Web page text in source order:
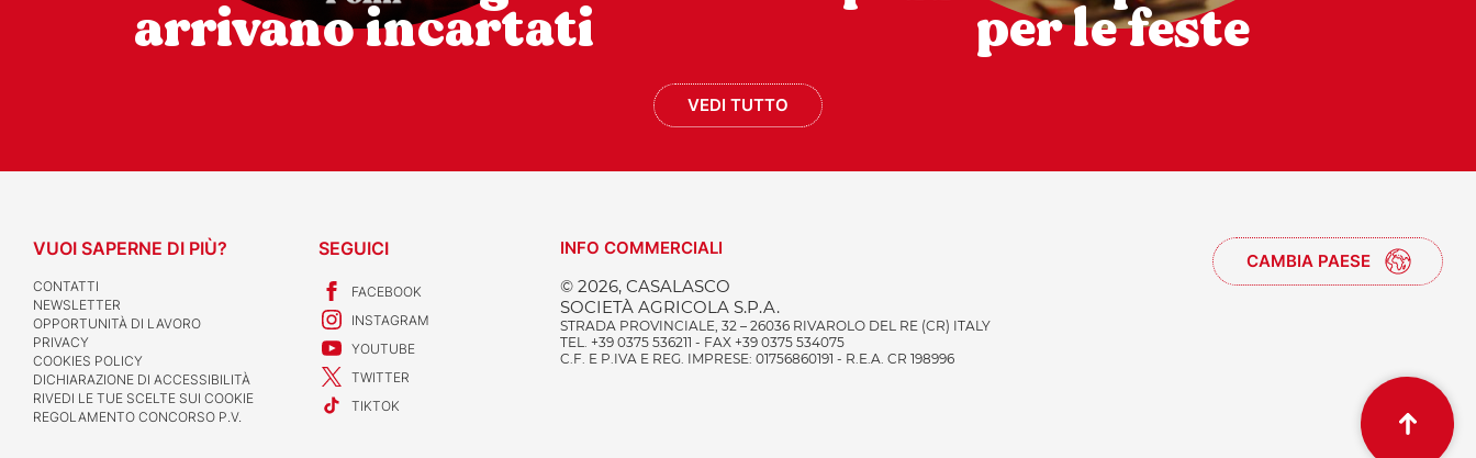
arrivano incartati per le feste
VEDI TUTTO
INFO COMMERCIALI
© 2026, CASALASCO
SOCIETÀ AGRICOLA S.P.A.
STRADA PROVINCIALE, 32 – 26036 RIVAROLO DEL RE (CR) ITALY
TEL. +39 0375 536211 - FAX +39 0375 534075
C.F. E P.IVA E REG. IMPRESE: 01756860191 - R.E.A. CR 198996
CAMBIA PAESE
VUOI SAPERNE DI PIÙ?
CONTATTI
NEWSLETTER
OPPORTUNITÀ DI LAVORO
PRIVACY
COOKIES POLICY
DICHIARAZIONE DI ACCESSIBILITÀ
RIVEDI LE TUE SCELTE SUI COOKIE
REGOLAMENTO CONCORSO P.V.
SEGUICI
FACEBOOK
INSTAGRAM
YOUTUBE
TWITTER
TIKTOK